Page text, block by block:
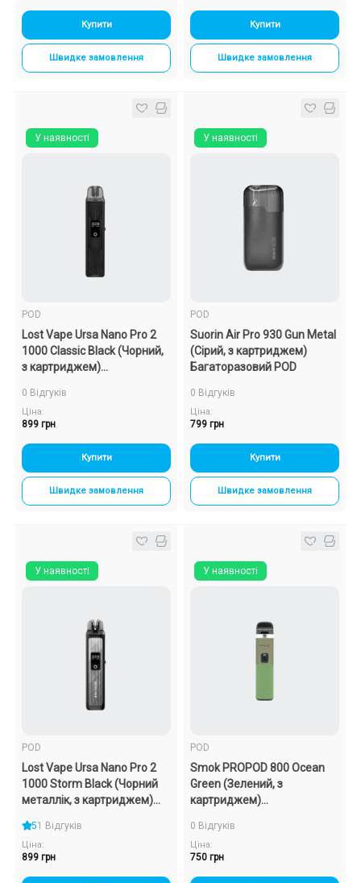
Купити
Швидке замовлення
Купити
Швидке замовлення
У наявності
POD
Lost Vape Ursa Nano Pro 2
1000 Classic Black (Чорний,
з картриджем)
0 Відгуків
Ціна:
899 грн
Купити
Швидке замовлення
У наявності
POD
Suorin Air Pro 930 Gun Metal
(Сірий, з картриджем)
Багаторазовий POD
0 Відгуків
Ціна:
799 грн
Купити
Швидке замовлення
У наявності
POD
Lost Vape Ursa Nano Pro 2
1000 Storm Black (Чорний
металлік, з картриджем)
51 Відгуків
Ціна:
899 грн
У наявності
POD
Smok PROPOD 800 Ocean
Green (Зелений, з
картриджем)
0 Відгуків
Ціна:
750 грн